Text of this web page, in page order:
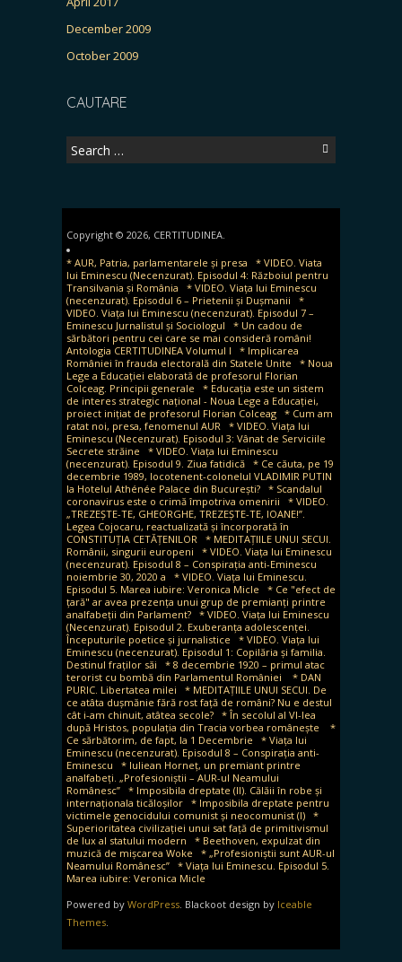
December 2009
October 2009
CAUTARE
Search
for:
Copyright © 2026, CERTITUDINEA.
* AUR, Patria, parlamentarele și presa
* VIDEO. Viata
lui Eminescu (Necenzurat). Episodul 4: Războiul pentru
Transilvania și România
* VIDEO. Viața lui Eminescu
(necenzurat). Episodul 6 – Prietenii și Dușmanii
*
VIDEO. Viața lui Eminescu (necenzurat). Episodul 7 –
Eminescu Jurnalistul și Sociologul
* Un cadou de
sărbători pentru cei care se mai consideră români!
Antologia CERTITUDINEA Volumul I
* Implicarea
României în frauda electorală din Statele Unite
* Noua
Lege a Educației elaborată de profesorul Florian
Colceag. Principii generale
* Educația este un sistem
de interes strategic național - Noua Lege a Educației,
proiect inițiat de profesorul Florian Colceag * Cum am
ratat noi, presa, fenomenul AUR * VIDEO. Viața lui
Eminescu (Necenzurat). Episodul 3: Vânat de Serviciile
Secrete străine
* VIDEO. Viața lui Eminescu
(necenzurat). Episodul 9. Ziua fatidică * Ce căuta, pe 19
decembrie 1989, locotenent-colonelul VLADIMIR PUTIN
la Hotelul Athénée Palace din București? * Scandalul
coronavirus este o crimă împotriva omenirii
* VIDEO.
„TREZEȘTE-TE, GHEORGHE, TREZEȘTE-TE, IOANE!”.
Legea Cojocaru, reactualizată și încorporată în
CONSTITUȚIA CETĂȚENILOR * MEDITAȚIILE UNUI SECUI.
Românii, singurii europeni
* VIDEO. Viața lui Eminescu
(necenzurat). Episodul 8 – Conspirația anti-Eminescu
noiembrie 30, 2020 a
* VIDEO. Viața lui Eminescu.
Episodul 5. Marea iubire: Veronica Micle
* Ce "efect de
țară" ar avea prezența unui grup de premianți printre
analfabeții din Parlament? * VIDEO. Viața lui Eminescu
(Necenzurat). Episodul 2. Exuberanța adolescenței.
Începuturile poetice și jurnalistice
* VIDEO. Viața lui
Eminescu (necenzurat). Episodul 1: Copilăria și familia.
Destinul fraților săi
* 8 decembrie 1920 – primul atac
terorist cu bombă din Parlamentul României
* DAN
PURIC. Libertatea milei
* MEDITAȚIILE UNUI SECUI. De
ce atâta dușmănie fără rost față de români? Nu e destul
cât i-am chinuit, atâtea secole? * În secolul al VI-lea
după Hristos, populația din Tracia vorbea românește
*
Ce sărbătorim, de fapt, la 1 Decembrie
* Viața lui
Eminescu (necenzurat). Episodul 8 – Conspirația anti-
Eminescu
* Iuliean Horneț, un premiant printre
analfabeți. „Profesioniștii – AUR-ul Neamului
Românesc” * Imposibila dreptate (II). Călăii în robe și
internaționala ticăloșilor * Imposibila dreptate pentru
victimele genocidului comunist și neocomunist (I) *
Superioritatea civilizației unui sat față de primitivismul
de lux al statului modern
* Beethoven, expulzat din
muzică de mișcarea Woke
* „Profesioniștii sunt AUR-ul
Neamului Românesc” * Viața lui Eminescu. Episodul 5.
Marea iubire: Veronica Micle
Powered by WordPress. Blackoot design by Iceable
Themes.